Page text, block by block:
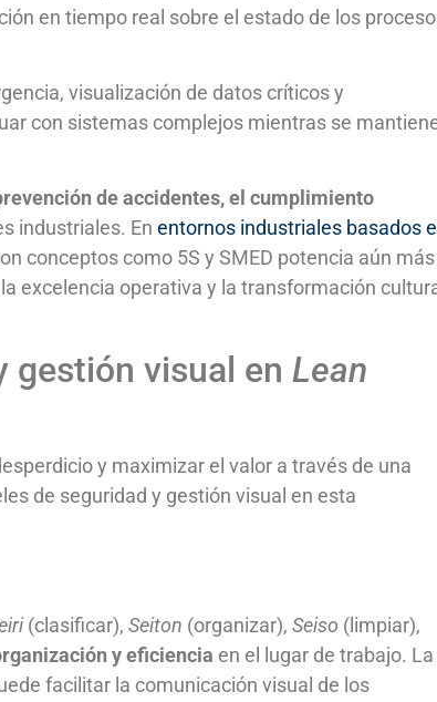
en tiempo real sobre el estado de los
visualización de datos críticos y
con sistemas complejos mientras se
de accidentes, el cumplimiento
industriales. En entornos industriales basados
conceptos como 5S y SMED potencia aún
excelencia operativa y la transformación
gestión visual en Lean
y maximizar el valor a través de una
de seguridad y gestión visual en esta
(clasificar), Seiton (organizar), Seiso (limpiar),
y eficiencia en el lugar de trabajo. La
facilitar la comunicación visual de los